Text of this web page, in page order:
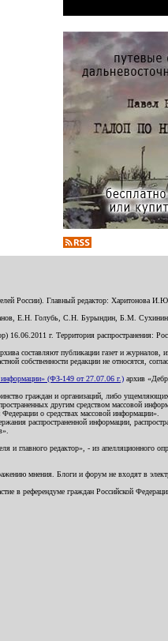
России). Главный редактор: Харитонова
Е.Н. Голубь, С.Н. Бурындин, Б.М.
г. Территория распространения:
составляют публикации газет и журналов,
собственности редакции не относятся,
(ФЗ-149 от 27.07.06 г.) архив
граждан и организаций, либо
другим средством массовой
о средствах массовой информации».
распространенной информации,
редактор», - из апелляционного
мнения. Блоги и форум не входят в
в референдуме граждан Российской